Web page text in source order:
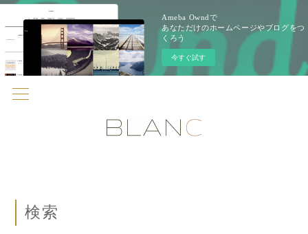
Ameba Owndで
あなただけのホームページやブログをつ
くろう
今すぐ試す
検索